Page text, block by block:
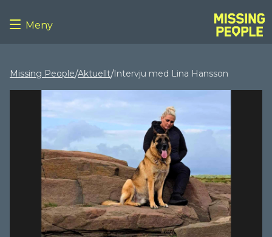
Meny
Missing People/Aktuellt/Intervju med Lina Hansson